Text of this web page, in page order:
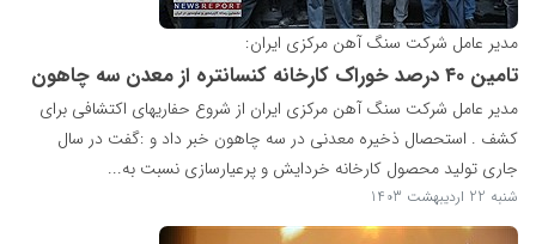
مدیر عامل شرکت سنگ آهن مرکزی ایران:
تامین ۴۰ درصد خوراک کارخانه کنسانتره از معدن سه چاهون
مدیر عامل شرکت سنگ آهن مرکزی ایران از شروع حفاریهای اکتشافی برای
کشف . استحصال ذخیره معدنی در سه چاهون خبر داد و :گفت در سال
جاری تولید محصول کارخانه خردایش و پرعیارسازی نسبت به...
شنبه 22 اردیبهشت 1403